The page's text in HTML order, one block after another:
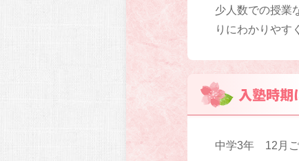
少人数での授業
りにわかりやす
入塾時期
中学3年 12月